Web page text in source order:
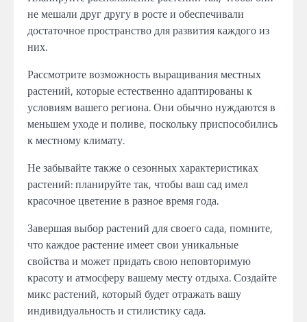
не мешали друг другу в росте и обеспечивали
достаточное пространство для развития каждого из
них.
Рассмотрите возможность выращивания местных
растений, которые естественно адаптированы к
условиям вашего региона. Они обычно нуждаются в
меньшем уходе и поливе, поскольку приспособились
к местному климату.
Не забывайте также о сезонных характеристиках
растений: планируйте так, чтобы ваш сад имел
красочное цветение в разное время года.
Завершая выбор растений для своего сада, помните,
что каждое растение имеет свои уникальные
свойства и может придать свою неповторимую
красоту и атмосферу вашему месту отдыха. Создайте
микс растений, который будет отражать вашу
индивидуальность и стилистику сада.